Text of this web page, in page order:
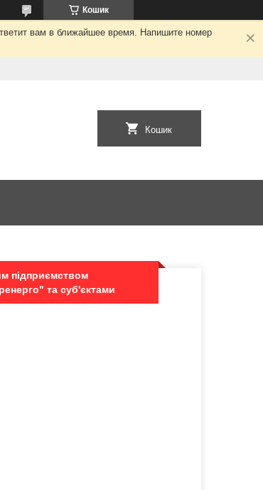
Кошик
вам в ближайшее время. Напишите номер
Кошик
підприємством
та суб'єктами